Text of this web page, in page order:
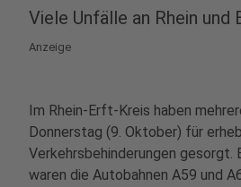
Viele Unfälle an Rhein und
Anzeige
Im Rhein-Erft-Kreis haben
Donnerstag (9. Oktober) für
Verkehrsbehinderungen
waren die Autobahnen A59 und